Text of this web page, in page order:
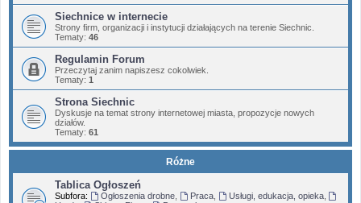
Siechnice w internecie
Strony firm, organizacji i instytucji działających na terenie Siechnic.
Tematy: 46
Regulamin Forum
Przeczytaj zanim napiszesz cokolwiek.
Tematy: 1
Strona Siechnic
Dyskusje na temat strony internetowej miasta, propozycje nowych
działów.
Tematy: 61
Różne
Tablica Ogłoszeń
Subfora: Ogłoszenia drobne, Praca, Usługi, edukacja, opieka,